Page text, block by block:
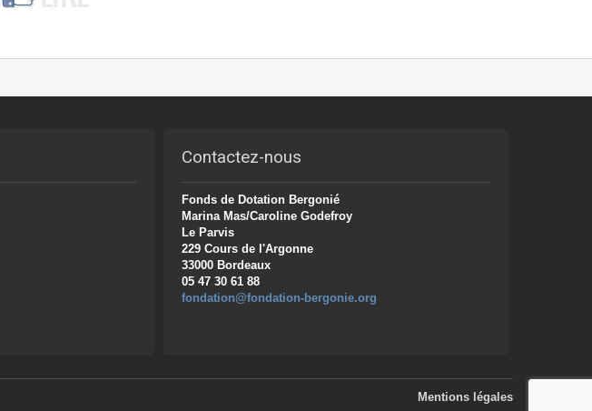
Contactez-nous
Fonds de Dotation Bergonié
Marina Mas/Caroline Godefroy
Le Parvis
229 Cours de l'Argonne
33000 Bordeaux
05 47 30 61 88
fondation@fondation-bergonie.org
Mentions légales